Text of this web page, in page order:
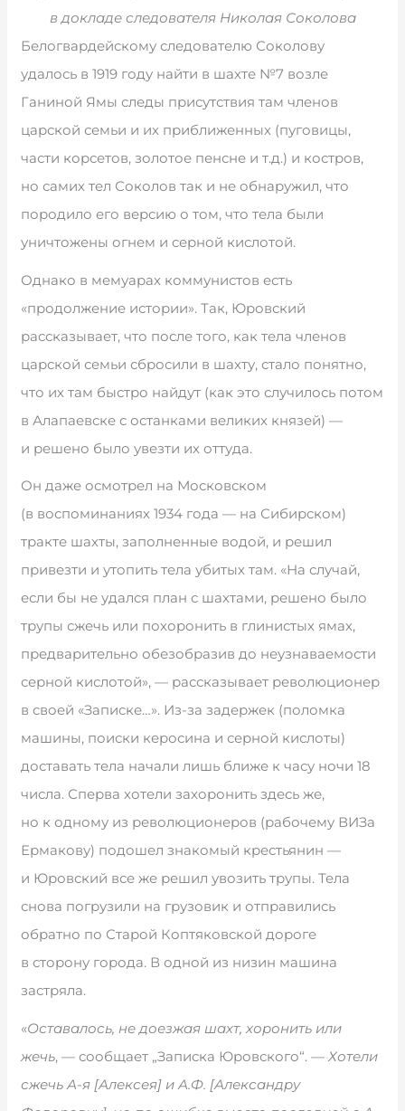
в докладе следователя Николая Соколова
Белогвардейскому следователю Соколову
удалось в 1919 году найти в шахте №7 возле
Ганиной Ямы следы присутствия там членов
царской семьи и их приближенных (пуговицы,
части корсетов, золотое пенсне и т.д.) и костров,
но самих тел Соколов так и не обнаружил, что
породило его версию о том, что тела были
уничтожены огнем и серной кислотой.
Однако в мемуарах коммунистов есть
«продолжение истории». Так, Юровский
рассказывает, что после того, как тела членов
царской семьи сбросили в шахту, стало понятно,
что их там быстро найдут (как это случилось потом
в Алапаевске с останками великих князей) —
и решено было увезти их оттуда.
Он даже осмотрел на Московском
(в воспоминаниях 1934 года — на Сибирском)
тракте шахты, заполненные водой, и решил
привезти и утопить тела убитых там. «На случай,
если бы не удался план с шахтами, решено было
трупы сжечь или похоронить в глинистых ямах,
предварительно обезобразив до неузнаваемости
серной кислотой», — рассказывает революционер
в своей «Записке…». Из-за задержек (поломка
машины, поиски керосина и серной кислоты)
доставать тела начали лишь ближе к часу ночи 18
числа. Сперва хотели захоронить здесь же,
но к одному из революционеров (рабочему ВИЗа
Ермакову) подошел знакомый крестьянин —
и Юровский все же решил увозить трупы. Тела
снова погрузили на грузовик и отправились
обратно по Старой Коптяковской дороге
в сторону города. В одной из низин машина
застряла.
«Оставалось, не доезжая шахт, хоронить или
жечь, — сообщает „Записка Юровского“. — Хотели
сжечь А-я [Алексея] и А.Ф. [Александру